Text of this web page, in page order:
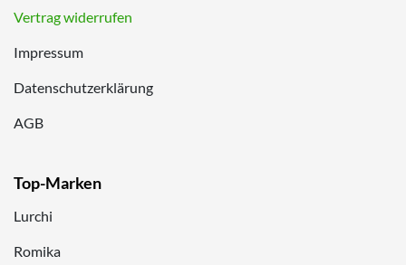
Vertrag widerrufen
Impressum
Datenschutzerklärung
AGB
Top-Marken
Lurchi
Romika